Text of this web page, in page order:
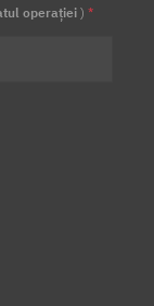
operației ) *